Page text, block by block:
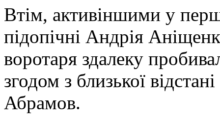
Втім, активіншими у
підопічні Андрія
воротаря здалеку
згодом з близької
Абрамов.